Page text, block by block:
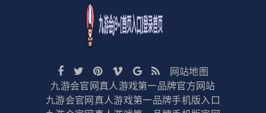
网站地图
九游会官网真人游戏第一品牌官方网站
九游会官网真人游戏第一品牌手机版入口